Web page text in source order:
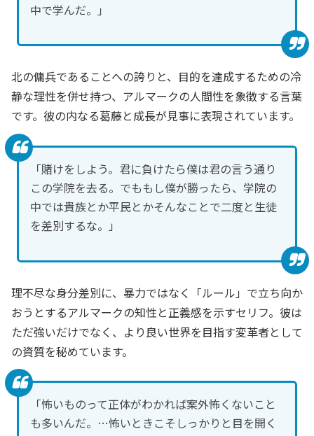
中で学んだ。」
北の傭兵であることへの誇りと、目的を達成するための冷
静な理性を併せ持つ、アルマークの人間性を象徴する言葉
です。彼の内なる葛藤と成長が見事に表現されています。
「賭けをしよう。君に負けたら僕は君の言う通り
この学院を去る。でももし僕が勝ったら、学院の
中では貴族とか平民とかそんなことで二度と生徒
を差別するな。」
理不尽な身分差別に、暴力ではなく「ルール」で立ち向か
おうとするアルマークの知性と正義感を示すセリフ。彼は
ただ強いだけでなく、より良い世界を目指す変革者として
の資質を秘めています。
「怖いものって正体がわかれば案外怖くないこと
も多いんだ。…怖いときこそしっかりと目を開く